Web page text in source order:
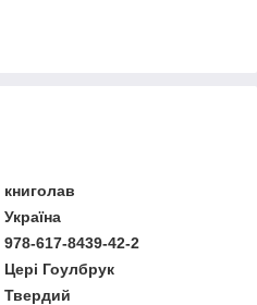
книголав
Україна
978-617-8439-42-2
Цері Гоулбрук
Твердий